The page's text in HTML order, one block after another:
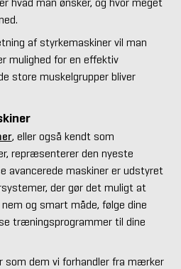
af styrkemaskiner vil man
mulighed for en effektiv
store muskelgrupper bliver
, eller også kendt som
repræsenterer den nyeste
avancerede maskiner er udstyret
der gør det muligt at
og smart måde, følge dine
træningsprogrammer til dine
som dem vi forhandler fra mærker